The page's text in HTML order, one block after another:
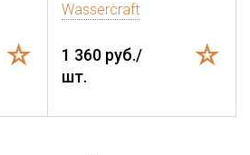
Wassercraft
1 360 руб./
шт.